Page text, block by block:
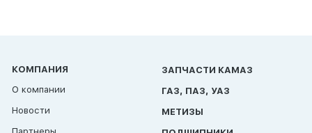
КОМПАНИЯ
О компании
Новости
ЗАПЧАСТИ КАМАЗ
ГАЗ, ПАЗ, УАЗ
МЕТИЗЫ